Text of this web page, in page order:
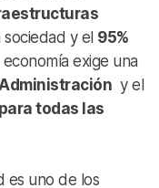
sociedad y el 95%
exige una
y el
todas las
es uno de los